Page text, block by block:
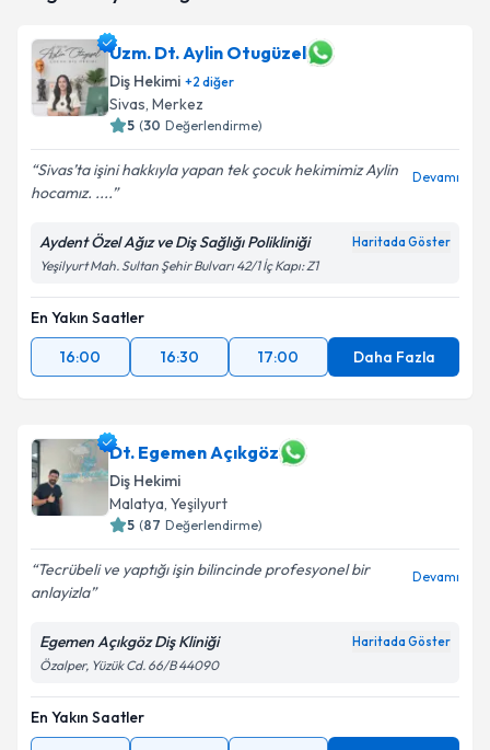
bilgilendireceğiz.
E-posta Adresiniz
Kişisel verilerimin işlenmesine ilişkin
kapsamda işlenmesini kabul ediyorum.
Takvim Talebini Gönder
Uzm. Dt. Aylin Otugüzel
Diş Hekimi +2 diğer
Sivas, Merkez
5 (30 Değerlendirme)
Sivas’ta işini hakkıyla yapan tek çocuk hekimimiz Aylin
hocamız. ....
Devamı
Aydent Özel Ağız ve Diş Sağlığı Polikliniği Haritada Göster
Yeşilyurt Mah. Sultan Şehir Bulvarı 42/1 İç Kapı: Z1
En Yakın Saatler
16:00
16:30 17:00 Daha Fazla
Dt. Egemen Açıkgöz
Diş Hekimi
Malatya, Yeşilyurt
5 (87 Değerlendirme)
Tecrübeli ve yaptığı işin bilincinde profesyonel bir
anlayizla
Devamı
Egemen Açıkgöz Diş Kliniği Haritada Göster
Özalper, Yüzük Cd. 66/B 44090
En Yakın Saatler